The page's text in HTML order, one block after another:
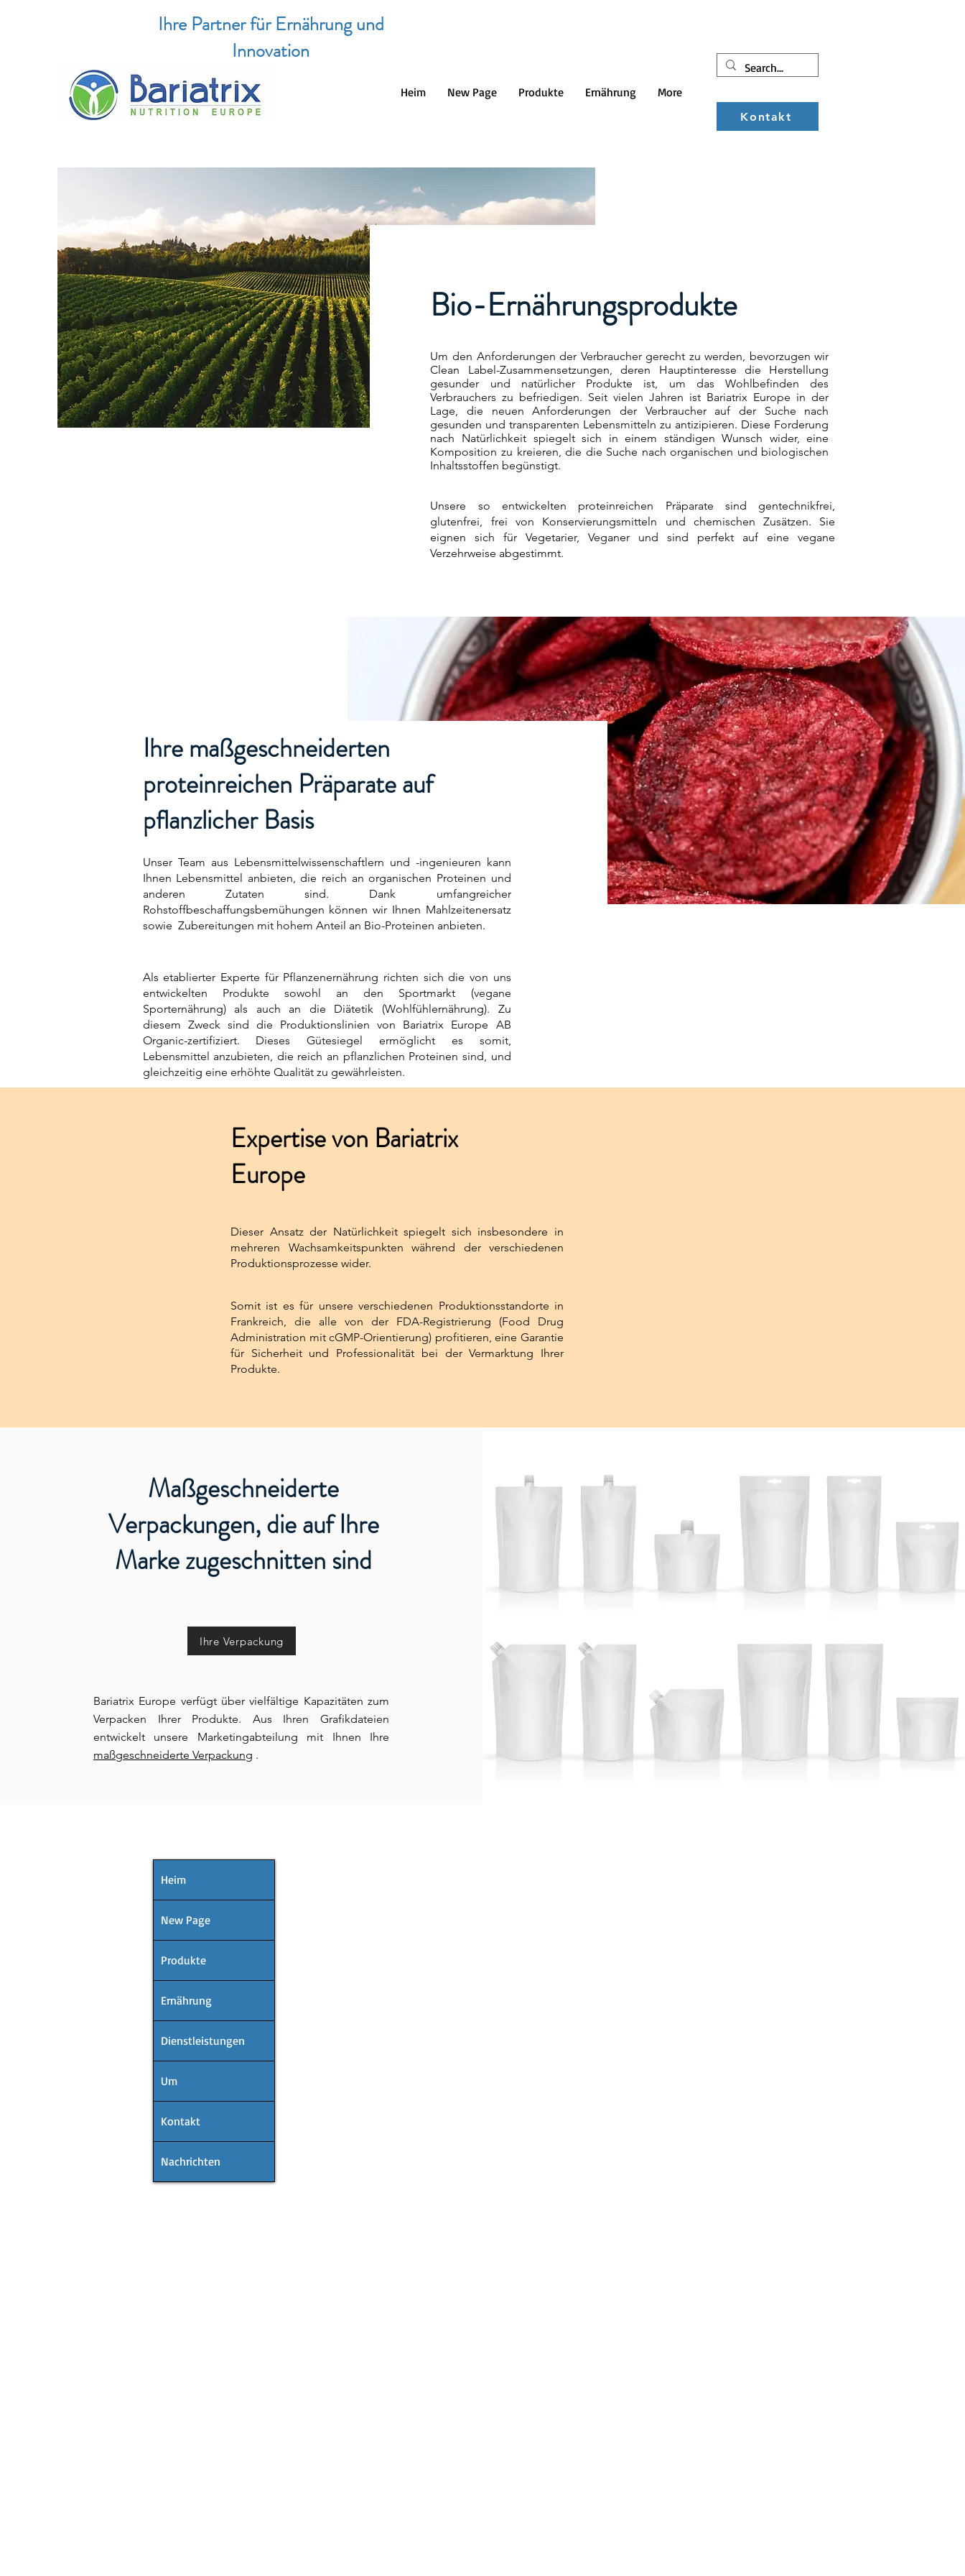
Heim New Page Produkte Ernährung More
Kontakt
Ihre Partner für Ernährung und
Innovation
Bio-Ernährungsprodukte
Um den Anforderungen der Verbraucher gerecht zu werden, bevorzugen wir
Clean Label-Zusammensetzungen, deren Hauptinteresse die Herstellung
gesunder und natürlicher Produkte ist, um das Wohlbefinden des
Verbrauchers zu befriedigen. Seit vielen Jahren ist Bariatrix Europe in der
Lage, die neuen Anforderungen der Verbraucher auf der Suche nach
gesunden und transparenten Lebensmitteln zu antizipieren. Diese Forderung
nach Natürlichkeit spiegelt sich in einem ständigen Wunsch wider, eine
Komposition zu kreieren, die die Suche nach organischen und biologischen
Inhaltsstoffen begünstigt.
Unsere so entwickelten proteinreichen Präparate sind gentechnikfrei,
glutenfrei, frei von Konservierungsmitteln und chemischen Zusätzen. Sie
eignen sich für Vegetarier, Veganer und sind perfekt auf eine vegane
Verzehrweise abgestimmt.
Ihre maßgeschneiderten
proteinreichen Präparate auf
pflanzlicher Basis
Unser Team aus Lebensmittelwissenschaftlern und -ingenieuren kann
Ihnen Lebensmittel anbieten, die reich an organischen Proteinen und
anderen Zutaten sind. Dank umfangreicher
Rohstoffbeschaffungsbemühungen können wir Ihnen Mahlzeitenersatz
sowie Zubereitungen mit hohem Anteil an Bio-Proteinen anbieten.​
Als etablierter Experte für Pflanzenernährung richten sich die von uns
entwickelten Produkte sowohl an den Sportmarkt (vegane
Sporternährung) als auch an die Diätetik (Wohlfühlernährung). Zu
diesem Zweck sind die Produktionslinien von Bariatrix Europe AB
Organic-zertifiziert. Dieses Gütesiegel ermöglicht es somit,
Lebensmittel anzubieten, die reich an pflanzlichen Proteinen sind, und
gleichzeitig eine erhöhte Qualität zu gewährleisten.
Expertise von Bariatrix
Europe
Dieser Ansatz der Natürlichkeit spiegelt sich insbesondere in
mehreren Wachsamkeitspunkten während der verschiedenen
Produktionsprozesse wider.
Somit ist es für unsere verschiedenen Produktionsstandorte in
Frankreich, die alle von der FDA-Registrierung (Food Drug
Administration mit cGMP-Orientierung) profitieren, eine Garantie
für Sicherheit und Professionalität bei der Vermarktung Ihrer
Produkte.
Maßgeschneiderte
Verpackungen, die auf Ihre
Marke zugeschnitten sind
Ihre Verpackung
Bariatrix Europe verfügt über vielfältige Kapazitäten zum
Verpacken Ihrer Produkte. Aus Ihren Grafikdateien
entwickelt unsere Marketingabteilung mit Ihnen Ihre
maßgeschneiderte Verpackung .
Heim
New Page
Produkte
Ernährung
Dienstleistungen
Um
Kontakt
Nachrichten